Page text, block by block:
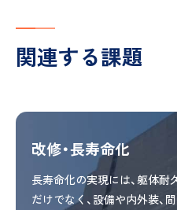
関連する課題
改修・長寿命化
長寿命化の実現には、躯体耐
だけでなく、設備や内外装、